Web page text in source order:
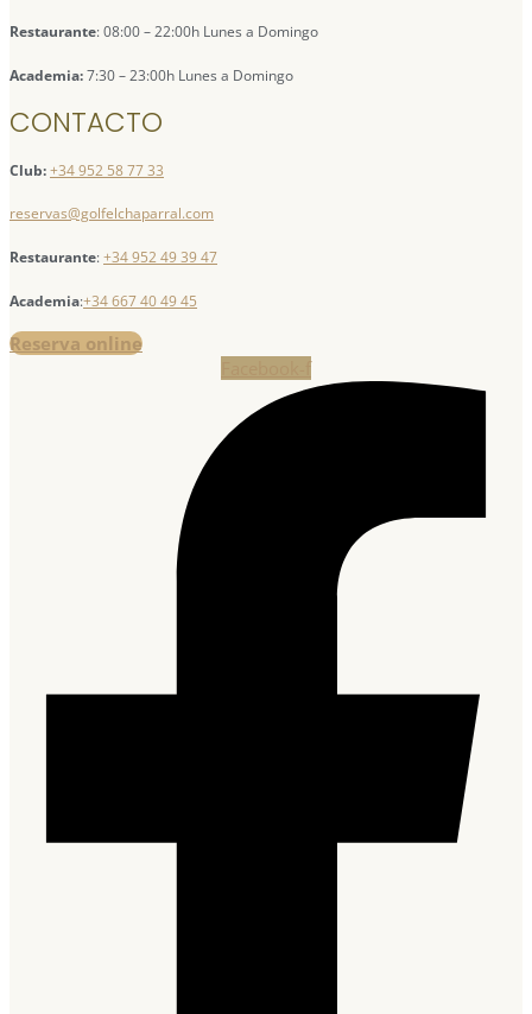
Restaurante: 08:00 – 22:00h Lunes a Domingo
Academia:7:30 – 23:00h Lunes a Domingo
CONTACTO
Club:+34 952 58 77 33
reservas@golfelchaparral.com
Restaurante:+34 952 49 39 47
Academia:+34 667 40 49 45
Reserva online